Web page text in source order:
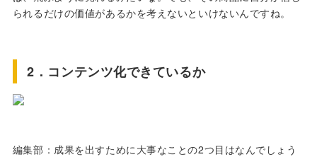
られるだけの価値があるかを考えないといけないんですね。
2．コンテンツ化できているか
編集部：成果を出すために大事なことの2つ目はなんでしょう